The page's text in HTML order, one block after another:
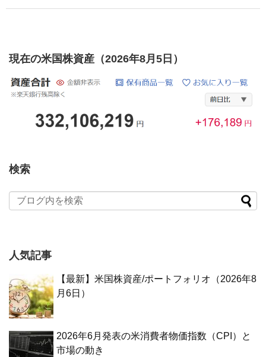
現在の米国株資産（2026年8月5日）
検索
人気記事
【最新】米国株資産/ポートフォリオ（2026年8
月6日）
2026年6月発表の米消費者物価指数（CPI）と
市場の動き